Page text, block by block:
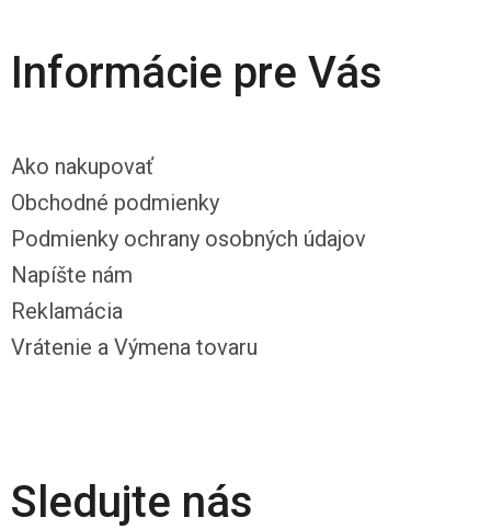
Informácie pre Vás
Ako nakupovať
Obchodné podmienky
Podmienky ochrany osobných údajov
Napíšte nám
Reklamácia
Vrátenie a Výmena tovaru
Sledujte nás